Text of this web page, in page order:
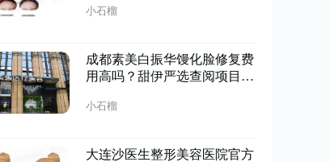
小石榴
成都素美白振华馒化脸修复费
用高吗？甜伊严选查阅项目报
小石榴
大连沙医生整形美容医院官方